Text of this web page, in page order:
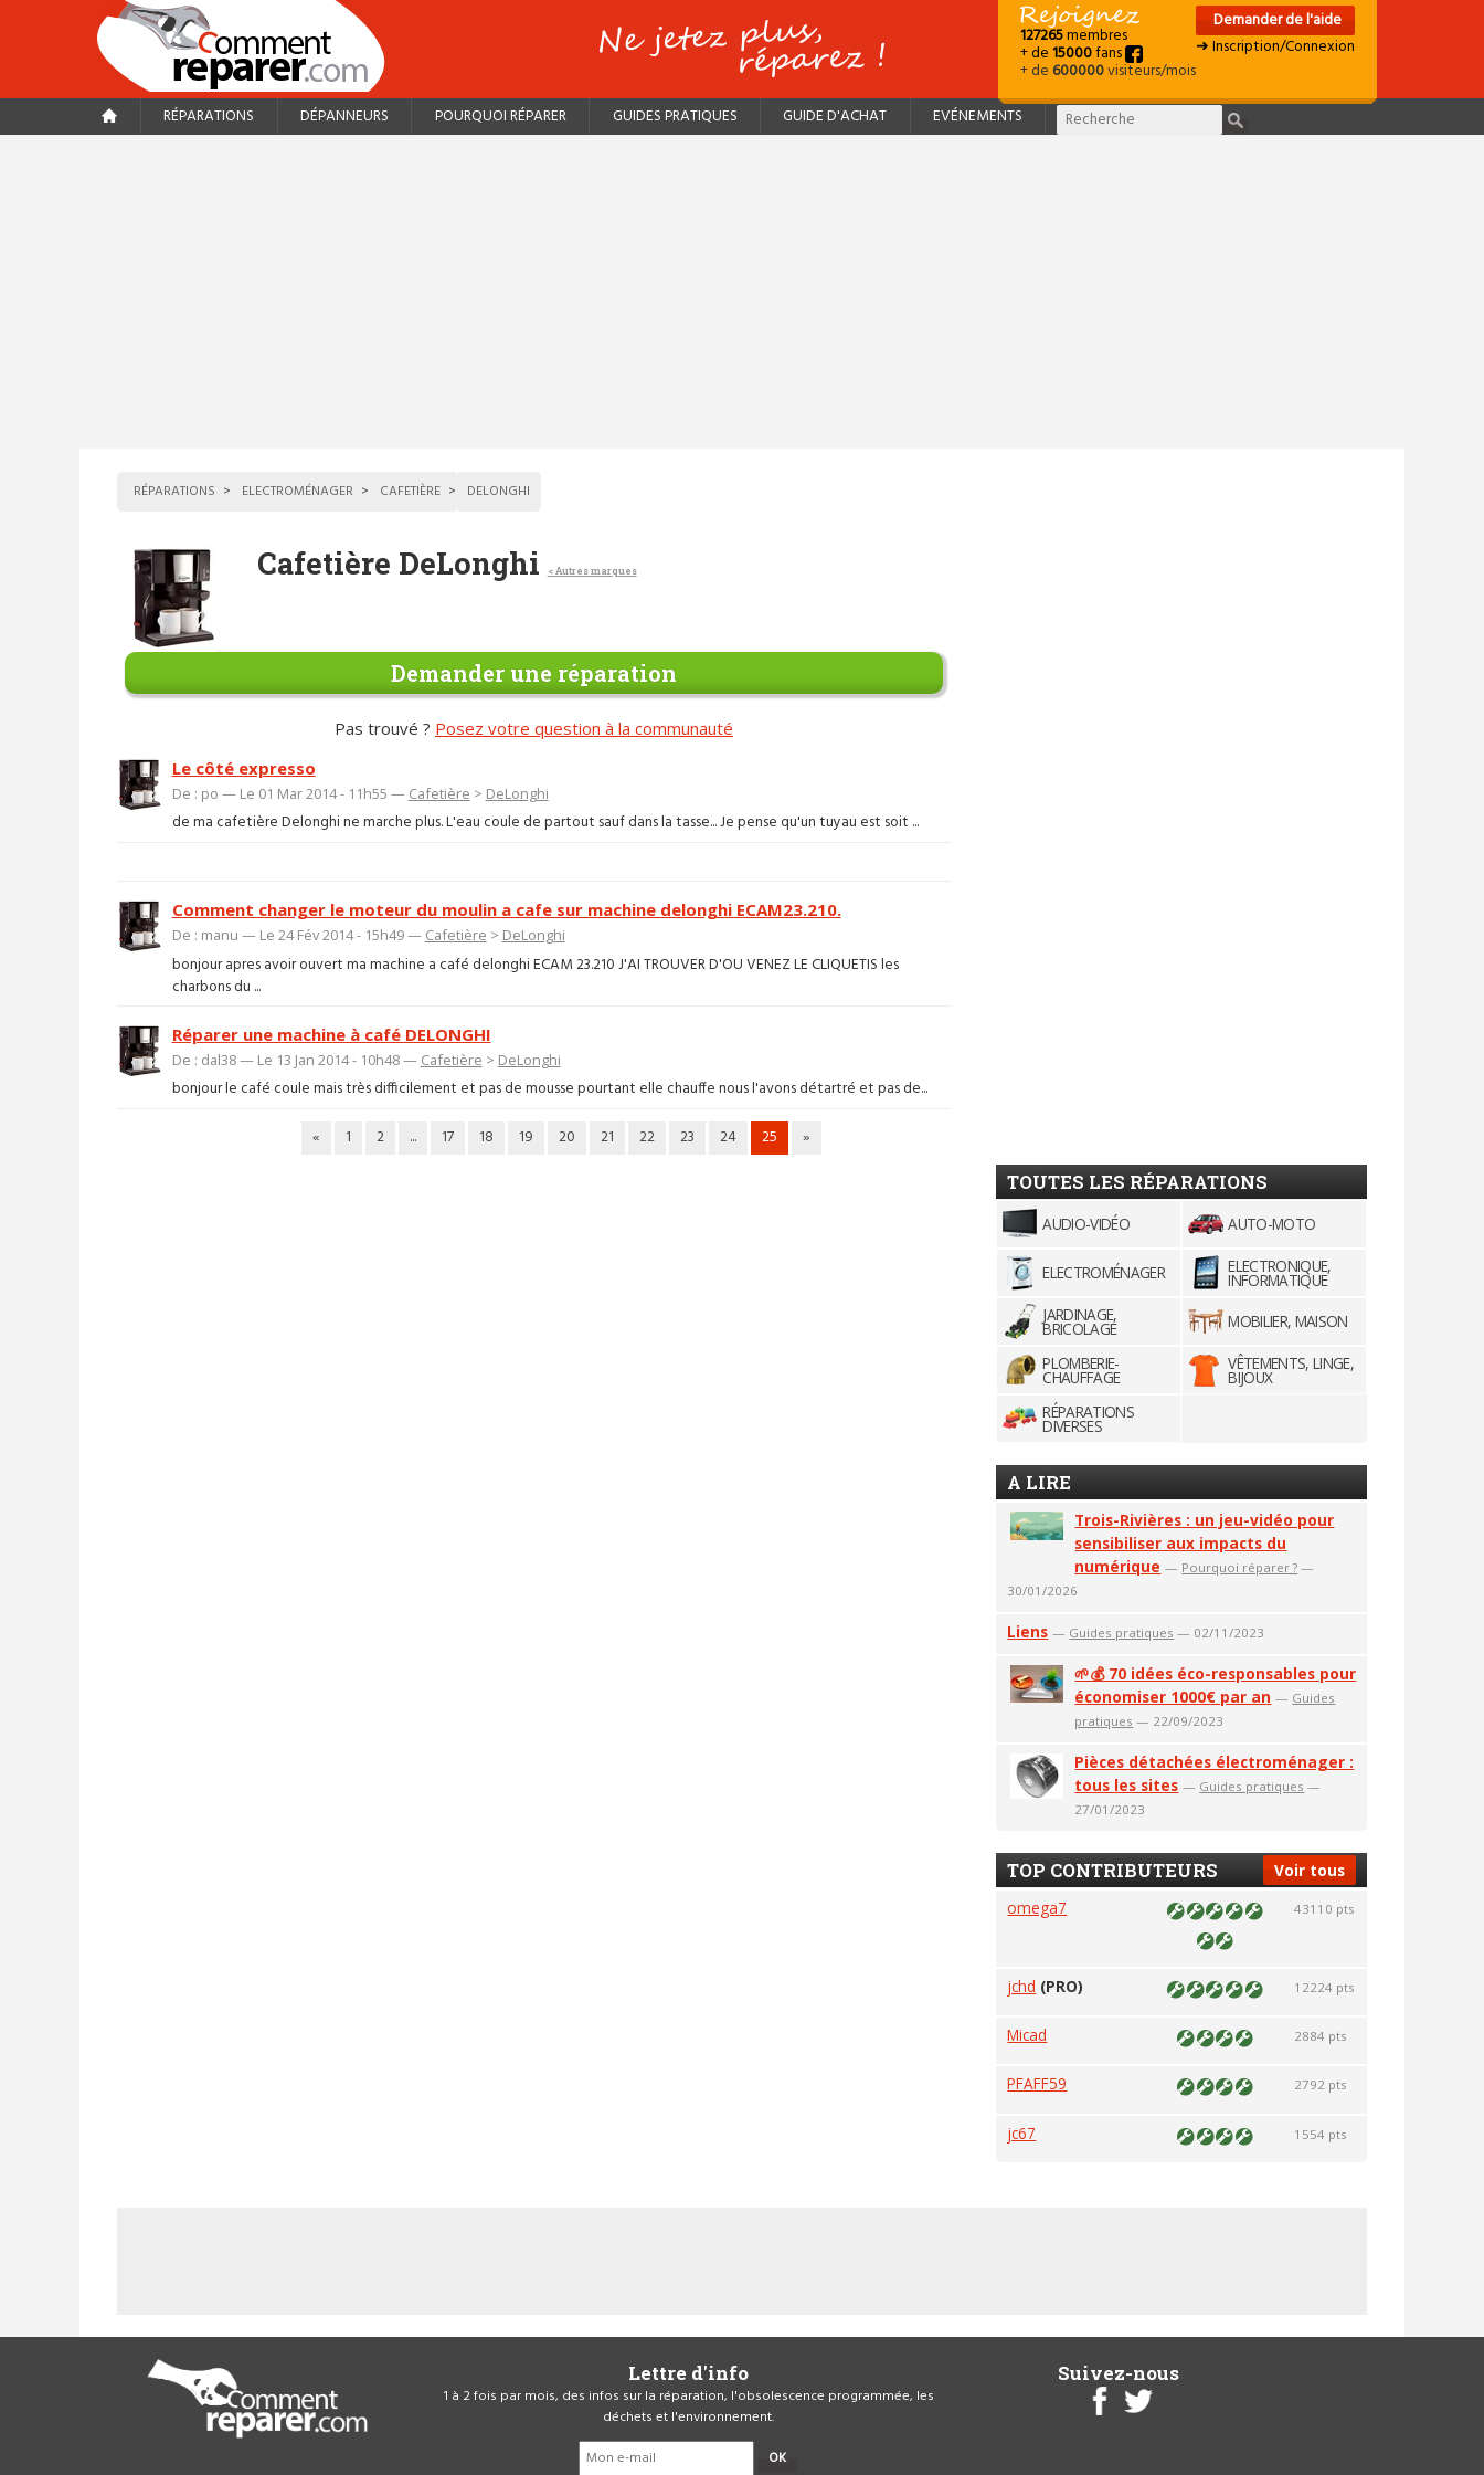
127265membres
+ de15000fans
+ de600000visiteurs/mois
Demander de l'aide
➜ Inscription/Connexion
RÉPARATIONS DÉPANNEURS POURQUOI RÉPARER GUIDES PRATIQUES GUIDE D'ACHAT EVÉNEMENTS
RÉPARATIONS ELECTROMÉNAGER CAFETIÈRE DELONGHI
Cafetière DeLonghi < Autres marques
Demander une réparation
Pas trouvé ? Posez votre question à la communauté
Le côté expresso
De : po — Le 01 Mar 2014 - 11h55 — Cafetière > DeLonghi
de ma cafetière Delonghi ne marche plus. L'eau coule de partout sauf dans la tasse... Je pense qu'un tuyau est soit ...
Comment changer le moteur du moulin a cafe sur machine delonghi ECAM23.210.
De : manu — Le 24 Fév 2014 - 15h49 — Cafetière > DeLonghi
bonjour apres avoir ouvert ma machine a café delonghi ECAM 23.210 J'AI TROUVER D'OU VENEZ LE CLIQUETIS les
charbons du ...
Réparer une machine à café DELONGHI
De : dal38 — Le 13 Jan 2014 - 10h48 — Cafetière > DeLonghi
bonjour le café coule mais très difficilement et pas de mousse pourtant elle chauffe nous l'avons détartré et pas de...
« 1 2 ... 17 18 19 20 21 22 23 24 25
»
TOUTES LES RÉPARATIONS
AUDIO-VIDÉO AUTO-MOTO
ELECTROMÉNAGER ELECTRONIQUE,
INFORMATIQUE
JARDINAGE,
BRICOLAGE
MOBILIER, MAISON
PLOMBERIE-
CHAUFFAGE
VÊTEMENTS, LINGE,
BIJOUX
RÉPARATIONS
DIVERSES
A LIRE
Trois-Rivières : un jeu-vidéo pour
sensibiliser aux impacts du
numérique — Pourquoi réparer ? —
30/01/2026
Liens — Guides pratiques — 02/11/2023
🌱💰 70 idées éco-responsables pour
économiser 1000€ par an — Guides
pratiques — 22/09/2023
Pièces détachées électroménager :
tous les sites — Guides pratiques —
27/01/2023
Voir tous
TOP CONTRIBUTEURS
omega7 43110 pts
jchd (PRO) 12224 pts
Micad 2884 pts
PFAFF59 2792 pts
jc67 1554 pts
Lettre d'info
1 à 2 fois par mois, des infos sur la réparation, l'obsolescence programmée, les
déchets et l'environnement.
OK
Suivez-nous